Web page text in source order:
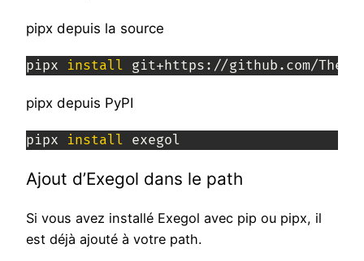
pipx depuis la source
pipx install git+https://github.com/
pipx depuis PyPI
pipx install exegol
Ajout d’Exegol dans le path
Si vous avez installé Exegol avec pip ou pipx, il
est déjà ajouté à votre path.